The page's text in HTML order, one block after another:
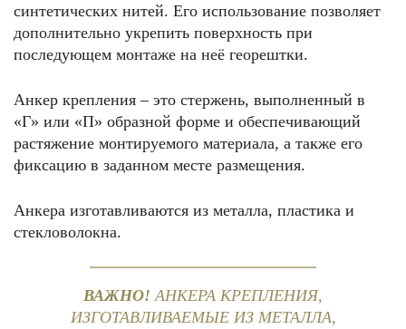
синтетических нитей. Его использование позволяет
дополнительно укрепить поверхность при
последующем монтаже на неё георештки.
Анкер крепления – это стержень, выполненный в
«Г» или «П» образной форме и обеспечивающий
растяжение монтируемого материала, а также его
фиксацию в заданном месте размещения.
Анкера изготавливаются из металла, пластика и
стекловолокна.
ВАЖНО!АНКЕРА КРЕПЛЕНИЯ,
ИЗГОТАВЛИВАЕМЫЕ ИЗ МЕТАЛЛА,